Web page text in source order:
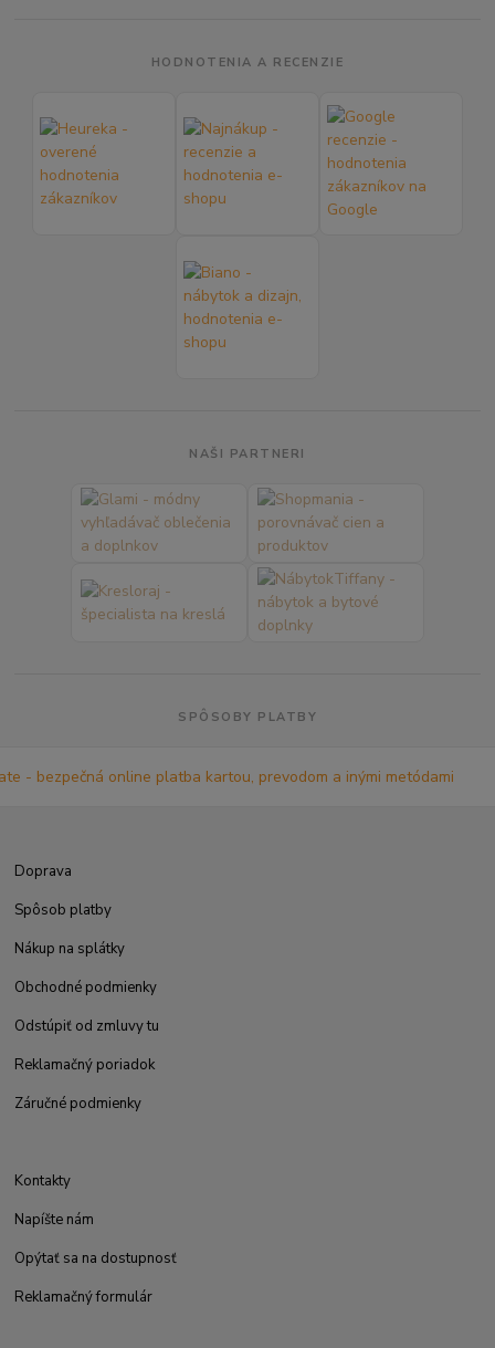
HODNOTENIA A RECENZIE
NAŠI PARTNERI
SPÔSOBY PLATBY
Doprava
Spôsob platby
Nákup na splátky
Obchodné podmienky
Odstúpiť od zmluvy tu
Reklamačný poriadok
Záručné podmienky
Kontakty
Napíšte nám
Opýtať sa na dostupnosť
Reklamačný formulár